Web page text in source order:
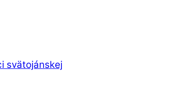
svätojánskej